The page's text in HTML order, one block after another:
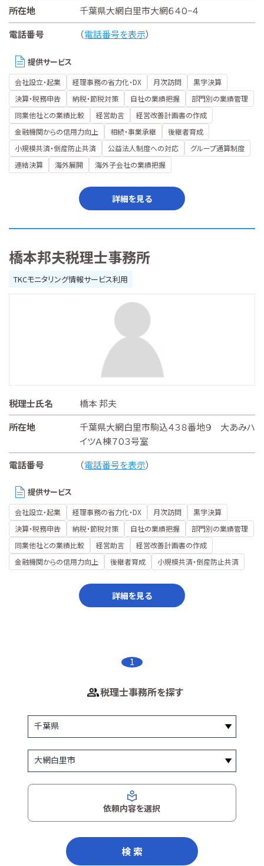
所在地
千葉県大網白里市大網６４０−４
電話番号
（電話番号を表示）
提供サービス
会社設立・起業 経理事務の省力化・DX 月次訪問
黒字決算
決算・税務申告
納税・節税対策 自社の業績把握
部門別の業績管理
同業他社との業績比較
経営助言
経営改善計画書の作成
金融機関からの信用力向上
相続・事業承継
後継者育成
小規模共済・倒産防止共済
公益法人制度への対応
グループ通算制度
連結決算
海外展開 海外子会社の業績把握
詳細を見る
橋本邦夫税理士事務所
TKCモニタリング情報サービス利用
税理士氏名
橋本 邦夫
所在地
千葉県大網白里市駒込４３８番地９ 大あみハ
イツＡ棟７０３号室
電話番号
（電話番号を表示）
提供サービス
会社設立・起業 経理事務の省力化・DX 月次訪問
黒字決算
決算・税務申告
納税・節税対策 自社の業績把握
部門別の業績管理
同業他社との業績比較
経営助言
経営改善計画書の作成
金融機関からの信用力向上
後継者育成 小規模共済・倒産防止共済
詳細を見る
1
税理士事務所を探す
依頼内容を選択
検 索